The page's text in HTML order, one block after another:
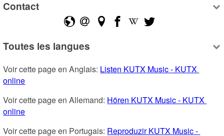
Contact
Toutes les langues
Voir cette page en Anglais: Listen KUTX Music - KUTX
online
Voir cette page en Allemand: Hören KUTX Music - KUTX
online
Voir cette page en Portugais: Reproduzir KUTX Music -